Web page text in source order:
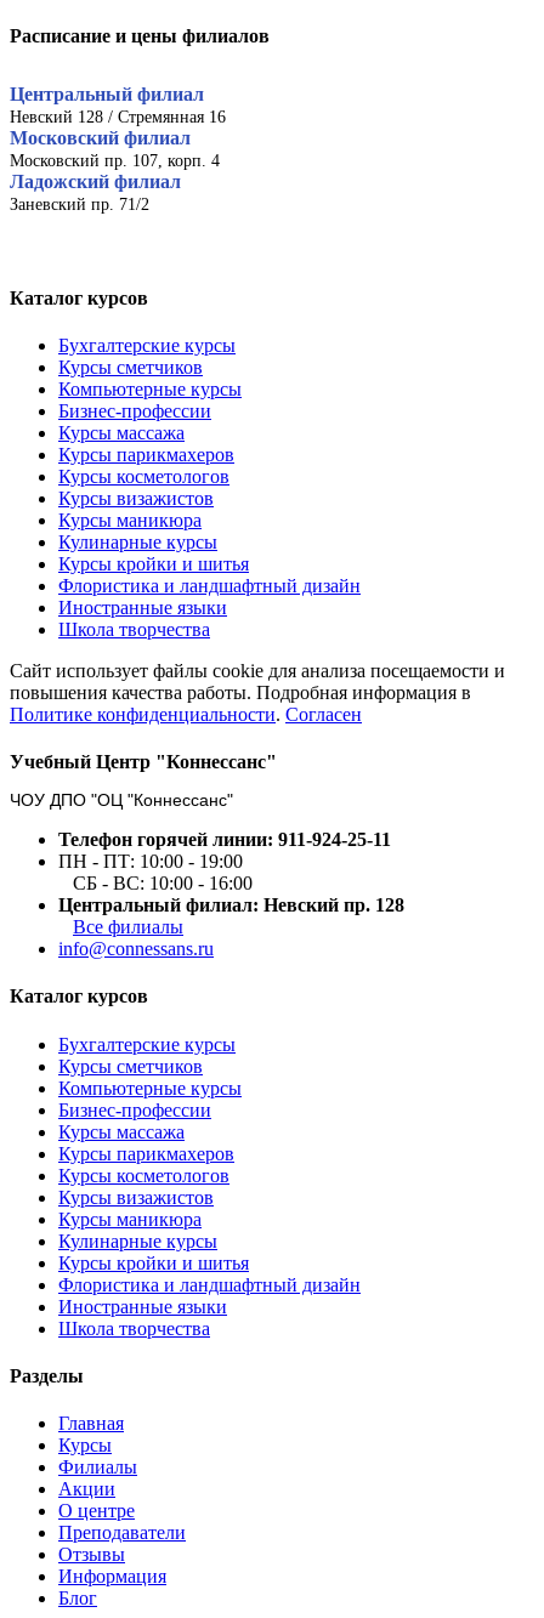
Расписание и цены филиалов
Центральный филиал
Невский 128 / Стремянная 16
Московский филиал
Московский пр. 107, корп. 4
Ладожский филиал
Заневский пр. 71/2
Каталог курсов
Бухгалтерские курсы
Курсы сметчиков
Компьютерные курсы
Бизнес-профессии
Курсы массажа
Курсы парикмахеров
Курсы косметологов
Курсы визажистов
Курсы маникюра
Кулинарные курсы
Курсы кройки и шитья
Флористика и ландшафтный дизайн
Иностранные языки
Школа творчества
Сайт использует файлы cookie для анализа посещаемости и
повышения качества работы. Подробная информация в
Политике конфиденциальности. Согласен
Учебный Центр "Коннессанс"
ЧОУ ДПО "ОЦ "Коннессанс"
Телефон горячей линии: 911-924-25-11
ПН - ПТ: 10:00 - 19:00
СБ - ВС: 10:00 - 16:00
Центральный филиал: Невский пр. 128
Все филиалы
info@connessans.ru
Каталог курсов
Бухгалтерские курсы
Курсы сметчиков
Компьютерные курсы
Бизнес-профессии
Курсы массажа
Курсы парикмахеров
Курсы косметологов
Курсы визажистов
Курсы маникюра
Кулинарные курсы
Курсы кройки и шитья
Флористика и ландшафтный дизайн
Иностранные языки
Школа творчества
Разделы
Главная
Курсы
Филиалы
Акции
О центре
Преподаватели
Отзывы
Информация
Блог